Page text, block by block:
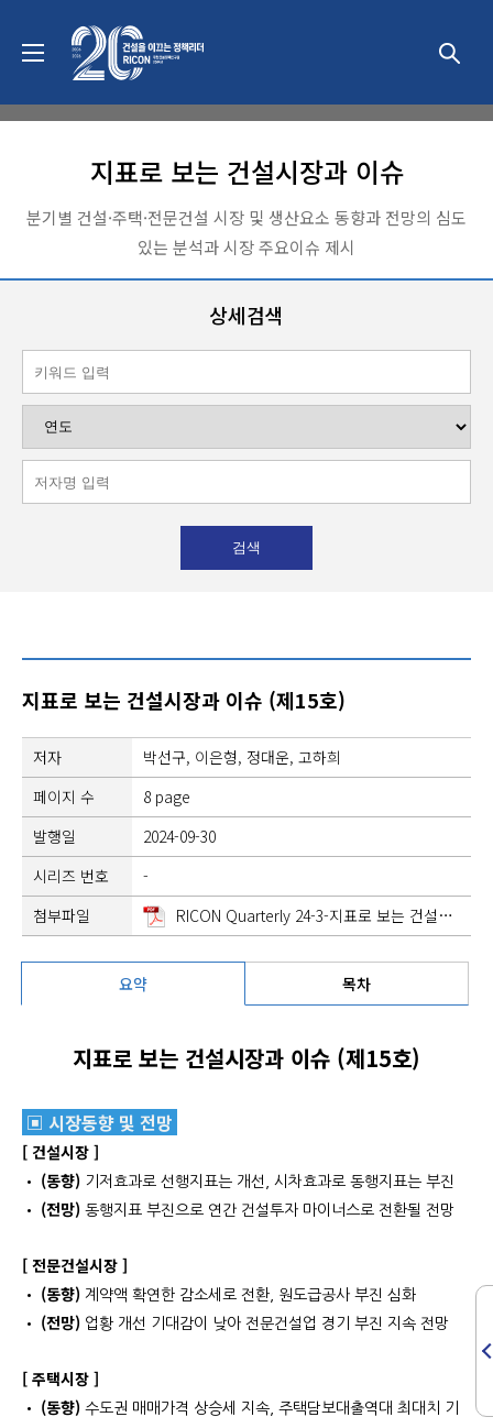
지표로 보는 건설시장과 이슈
분기별 건설·주택·전문건설 시장 및 생산요소 동향과 전망의 심도
있는 분석과 시장 주요이슈 제시
상세검색
지표로 보는 건설시장과 이슈 (제15호)
저자
박선구, 이은형, 정대운, 고하희
페이지 수
8 page
발행일
2024-09-30
시리즈 번호
-
첨부파일
RICON Quarterly 24-3-지표로 보는 건설시장과 이슈(9월).pdf
요약 목차
지표로 보는 건설시장과 이슈 (제15호)
▣ 시장동향 및 전망
[ 건설시장 ]
• (동향) 기저효과로 선행지표는 개선, 시차효과로 동행지표는 부진
• (전망) 동행지표 부진으로 연간 건설투자 마이너스로 전환될 전망
[ 전문건설시장 ]
• (동향) 계약액 확연한 감소세로 전환, 원도급공사 부진 심화
• (전망) 업황 개선 기대감이 낮아 전문건설업 경기 부진 지속 전망
[ 주택시장 ]
• (동향) 수도권 매매가격 상승세 지속, 주택담보대출역대 최대치 기